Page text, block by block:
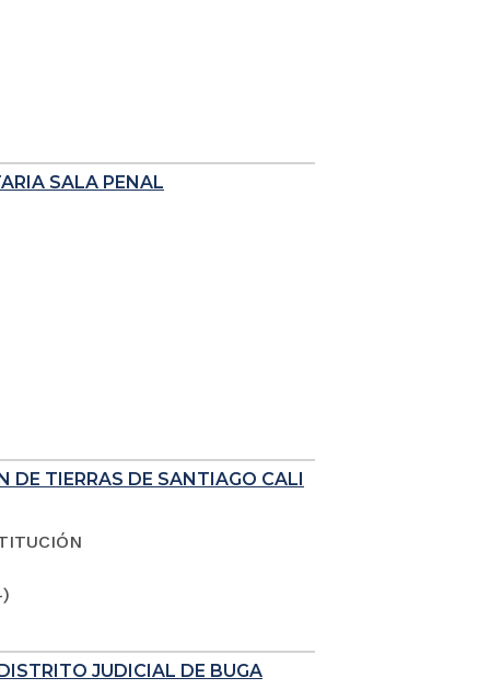
SALA PENAL
DE TIERRAS DE SANTIAGO CALI
JUDICIAL DE BUGA